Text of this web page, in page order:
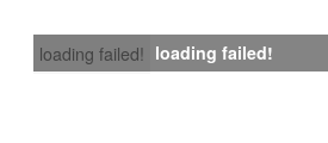
loading failed! loading failed!